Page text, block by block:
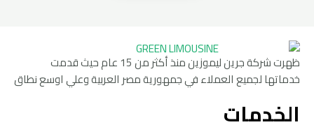
ظهرت شركة جرين ليموزين منذ أكثر من 15 عام حيث قدمت
خدماتها لجميع العملاء في جمهورية مصر العربية وعلي اوسع نطاق
الخدمات